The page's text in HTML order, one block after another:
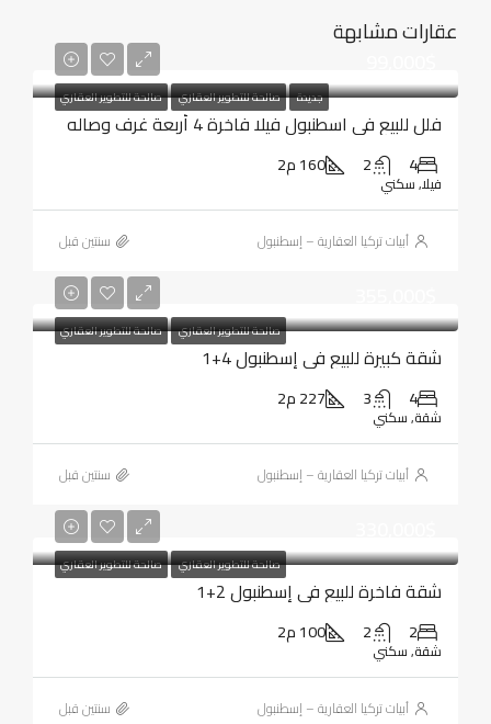
عقارات مشابهة
جديدة صالحة للتطوير العقاري صالحة للتطوير العقاري
فلل للبيع في اسطنبول فيلا فاخرة 4 أربعة غرف وصاله
4
2 160 م2
فيلا, سكني
أبيات تركيا العقارية – إسطنبول ‏سنتين قبل
صالحة للتطوير العقاري صالحة للتطوير العقاري
شقة كبيرة للبيع في إسطنبول 4+1
4
3 227 م2
شقة, سكني
أبيات تركيا العقارية – إسطنبول ‏سنتين قبل
صالحة للتطوير العقاري صالحة للتطوير العقاري
شقة فاخرة للبيع في إسطنبول 2+1
2
2 100 م2
شقة, سكني
أبيات تركيا العقارية – إسطنبول ‏سنتين قبل